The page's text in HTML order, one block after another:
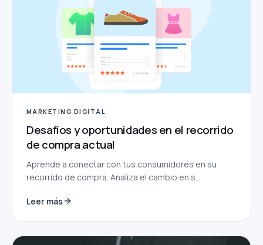
MARKETING DIGITAL
Desafíos y oportunidades en el recorrido
de compra actual
Aprende a conectar con tus consumidores en su
recorrido de compra. Analiza el cambio en s...
Leer más